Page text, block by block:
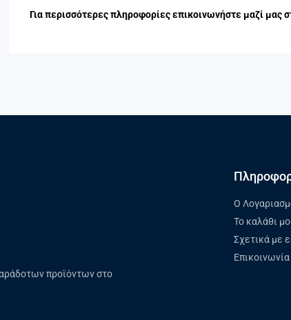
Για περισσότερες πληροφορίες επικοινωνήστε μαζί
προϊόντων στο
Ο
Το καλάθι
Σχετικά με
Επικοινωνία